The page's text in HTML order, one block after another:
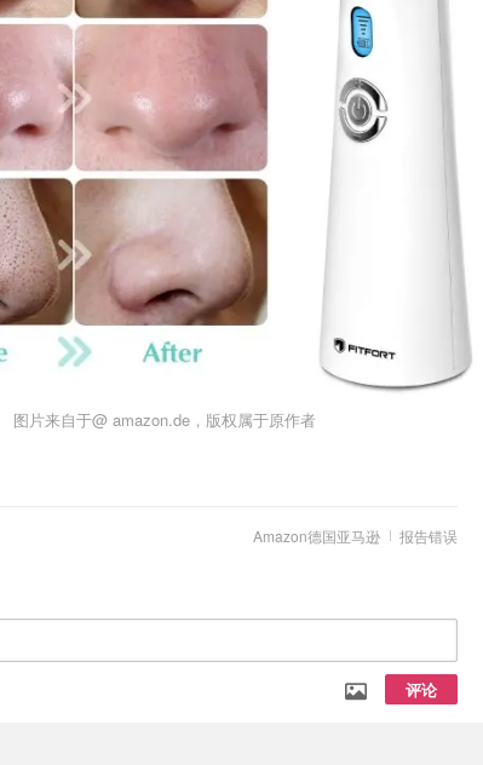
图片来自于@ amazon.de，版权属于原作者
报告错误
Amazon德国亚马逊
评论